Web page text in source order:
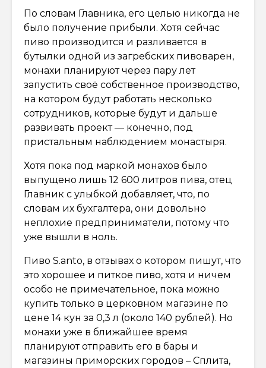
По словам Главника, его целью никогда не
было получение прибыли. Хотя сейчас
пиво производится и разливается в
бутылки одной из загребских пивоварен,
монахи планируют через пару лет
запустить своё собственное производство,
на котором будут работать несколько
сотрудников, которые будут и дальше
развивать проект — конечно, под
пристальным наблюдением монастыря.
Хотя пока под маркой монахов было
выпущено лишь 12 600 литров пива, отец
Главник с улыбкой добавляет, что, по
словам их бухгалтера, они довольно
неплохие предприниматели, потому что
уже вышли в ноль.
Пиво S.anto, в отзывах о котором пишут, что
это хорошее и питкое пиво, хотя и ничем
особо не примечательное, пока можно
купить только в церковном магазине по
цене 14 кун за 0,3 л (около 140 рублей). Но
монахи уже в ближайшее время
планируют отправить его в бары и
магазины приморских городов – Сплита,